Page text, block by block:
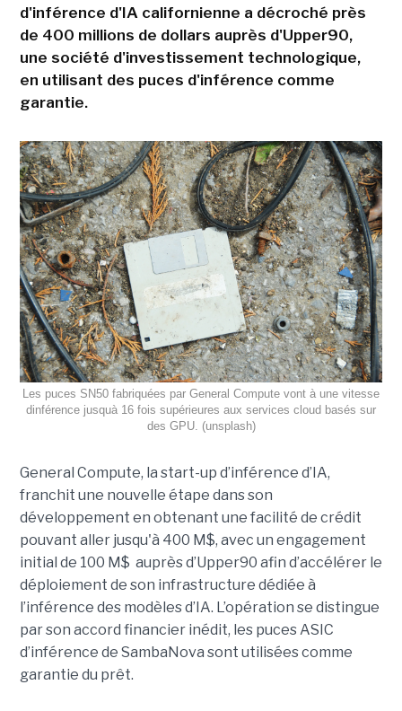
d'inférence d'IA californienne a décroché près
de 400 millions de dollars auprès d'Upper90,
une société d'investissement technologique,
en utilisant des puces d'inférence comme
garantie.
Les puces SN50 fabriquées par General Compute vont à une vitesse
dinférence jusquà 16 fois supérieures aux services cloud basés sur
des GPU. (unsplash)
General Compute, la start-up d’inférence d’IA,
franchit une nouvelle étape dans son
développement en obtenant une facilité de crédit
pouvant aller jusqu'à 400 M$, avec un engagement
initial de 100 M$ auprès d’Upper90 afin d’accélérer le
déploiement de son infrastructure dédiée à
l’inférence des modèles d’IA. L’opération se distingue
par son accord financier inédit, les puces ASIC
d’inférence de SambaNova sont utilisées comme
garantie du prêt.